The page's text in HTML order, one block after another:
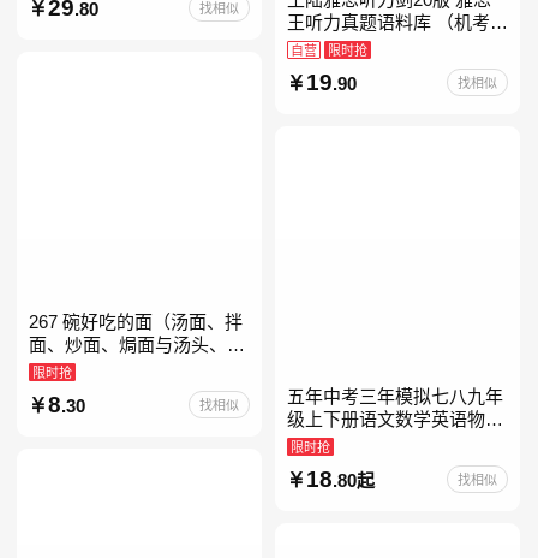
教育书
29.80 找相似
王听力真题语料库 （机考笔
试第二版）备考2026年新版
领跑雅思听力IELTS听力语
料库 新增在
自营 限时抢
19.90 找相似
267 碗好吃的面（汤面、拌
面、炒面、焗面与汤头、高
汤、酱料的奇妙组合，让你
打开味蕾，感受面条的美妙
滋味！令人无法抗拒的
限时抢
8.30 找相似
五年中考三年模拟七八九年
级上下册语文数学英语物理
化学政治历史地理生物人教
版北师版外研版北京版湘教
版5年中考3年模拟当当自
限时抢
18.80起 找相似